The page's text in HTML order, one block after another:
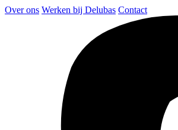
Over ons Werken bij Delubas Contact